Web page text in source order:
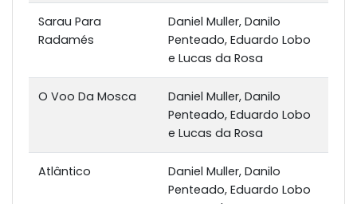
Sarau Para
Radamés
Daniel Muller, Danilo
Penteado, Eduardo Lobo
e Lucas da Rosa
O Voo Da Mosca
Daniel Muller, Danilo
Penteado, Eduardo Lobo
e Lucas da Rosa
Atlântico
Daniel Muller, Danilo
Penteado, Eduardo Lobo